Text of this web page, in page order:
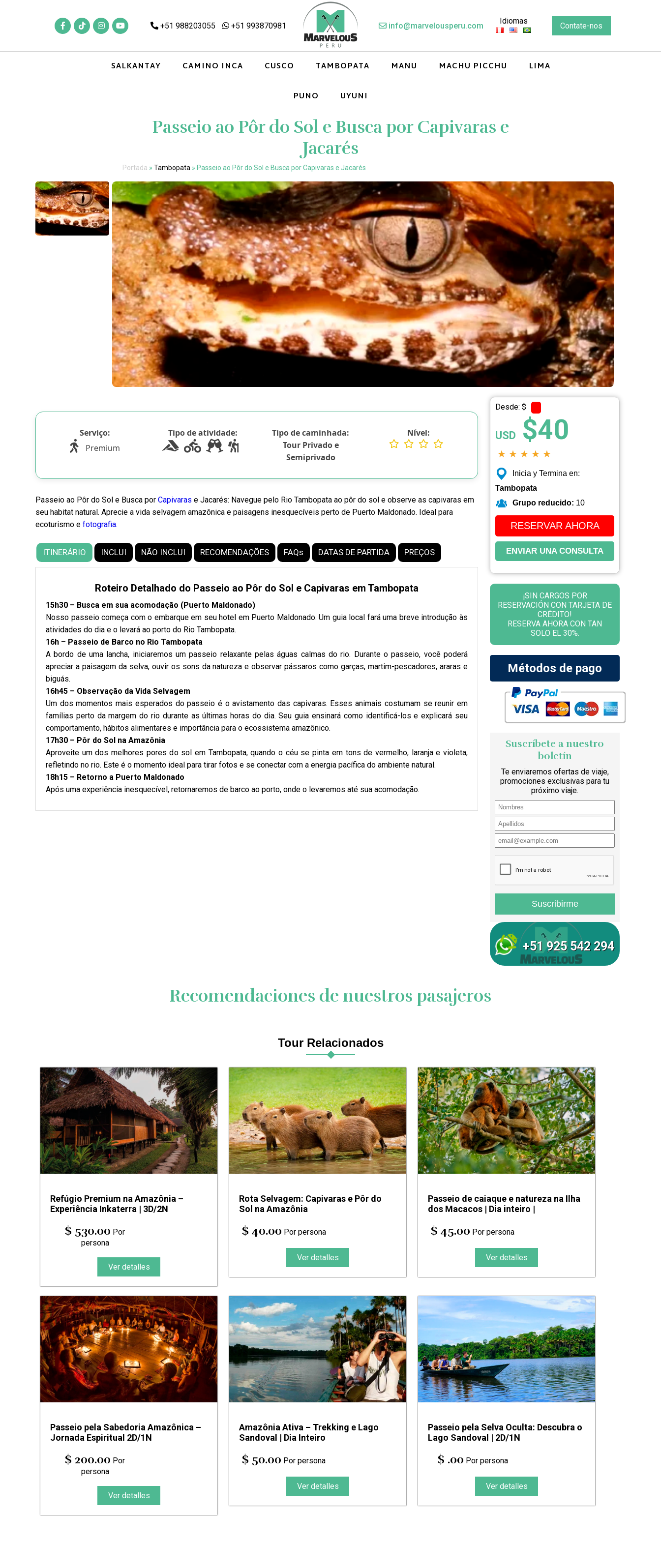
+51 988203055 +51 993870981 info@marvelousperu.com Idiomas Contate-nos
SALKANTAY CAMINO INCA CUSCO TAMBOPATA MANU MACHU PICCHU LIMA
PUNO UYUNI
Passeio ao Pôr do Sol e Busca por Capivaras e
Jacarés
Portada » Tambopata » Passeio ao Pôr do Sol e Busca por Capivaras e Jacarés
Serviço:
Premium
Tipo de atividade:
Tipo de caminhada:
Tour Privado e
Semiprivado
Nível:
Passeio ao Pôr do Sol e Busca por Capivaras e Jacarés: Navegue pelo Rio Tambopata ao pôr do sol e observe as capivaras em
seu habitat natural. Aprecie a vida selvagem amazônica e paisagens inesquecíveis perto de Puerto Maldonado. Ideal para
ecoturismo e fotografia.
ITINERÁRIO INCLUI NÃO INCLUI RECOMENDAÇÕES FAQs DATAS DE PARTIDA PREÇOS
Roteiro Detalhado do Passeio ao Pôr do Sol e Capivaras em Tambopata
15h30 – Busca em sua acomodação (Puerto Maldonado)
Nosso passeio começa com o embarque em seu hotel em Puerto Maldonado. Um guia local fará uma breve introdução às
atividades do dia e o levará ao porto do Rio Tambopata.
16h – Passeio de Barco no Rio Tambopata
A bordo de uma lancha, iniciaremos um passeio relaxante pelas águas calmas do rio. Durante o passeio, você poderá
apreciar a paisagem da selva, ouvir os sons da natureza e observar pássaros como garças, martim-pescadores, araras e
biguás.
16h45 – Observação da Vida Selvagem
Um dos momentos mais esperados do passeio é o avistamento das capivaras. Esses animais costumam se reunir em
famílias perto da margem do rio durante as últimas horas do dia. Seu guia ensinará como identificá-los e explicará seu
comportamento, hábitos alimentares e importância para o ecossistema amazônico.
17h30 – Pôr do Sol na Amazônia
Aproveite um dos melhores pores do sol em Tambopata, quando o céu se pinta em tons de vermelho, laranja e violeta,
refletindo no rio. Este é o momento ideal para tirar fotos e se conectar com a energia pacífica do ambiente natural.
18h15 – Retorno a Puerto Maldonado
Após uma experiência inesquecível, retornaremos de barco ao porto, onde o levaremos até sua acomodação.
Desde: $
USD $40
★ ★ ★ ★ ★
Inicia y Termina en:
Tambopata
Grupo reducido: 10
RESERVAR AHORA
ENVIAR UNA CONSULTA
¡SIN CARGOS POR
RESERVACIÓN CON TARJETA DE
CRÉDITO!
RESERVA AHORA CON TAN
SOLO EL 30%.
Métodos de pago
Suscríbete a nuestro
boletín
Te enviaremos ofertas de viaje,
promociones exclusivas para tu
próximo viaje.
+51 925 542 294
Recomendaciones de nuestros pasajeros
Tour Relacionados
Refúgio Premium na Amazônia –
Experiência Inkaterra | 3D/2N
$ 530.00 Por
persona
Ver detalles
Rota Selvagem: Capivaras e Pôr do
Sol na Amazônia
$ 40.00 Por persona
Ver detalles
Passeio de caiaque e natureza na Ilha
dos Macacos | Dia inteiro |
$ 45.00 Por persona
Ver detalles
Passeio pela Sabedoria Amazônica –
Jornada Espiritual 2D/1N
$ 200.00 Por
persona
Ver detalles
Amazônia Ativa – Trekking e Lago
Sandoval | Dia Inteiro
$ 50.00 Por persona
Ver detalles
Passeio pela Selva Oculta: Descubra o
Lago Sandoval | 2D/1N
$ .00 Por persona
Ver detalles